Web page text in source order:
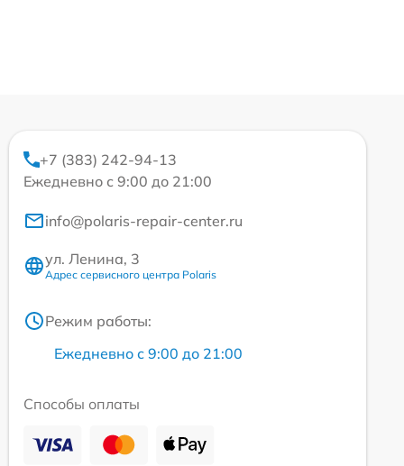
+7 (383) 242-94-13
Ежедневно с 9:00 до 21:00
info@polaris-repair-center.ru
ул. Ленина, 3
Адрес сервисного центра Polaris
Режим работы:
Ежедневно с 9:00 до 21:00
Способы оплаты